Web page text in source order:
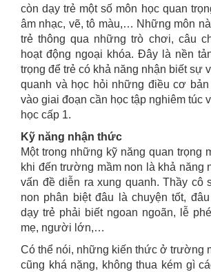
còn dạy trẻ một số môn học quan
âm nhạc, vẽ, tô màu,… Những môn
trẻ thông qua những trò chơi, câu
hoạt động ngoại khóa. Đây là nền
trọng để trẻ có khả năng nhận biết sự
quanh và học hỏi những điều cơ
vào giai đoạn cần học tập nghiêm túc
học cấp 1.
Kỹ năng nhận thức
Một trong những kỹ năng quan trọng
khi đến trường mầm non là khả năng
vấn đề diễn ra xung quanh. Thầy cô
non phân biệt đâu là chuyện tốt,
dạy trẻ phải biết ngoan ngoãn, lễ
mẹ, người lớn,…
Có thể nói, những kiến thức ở trường
cũng khá nặng, không thua kém gì